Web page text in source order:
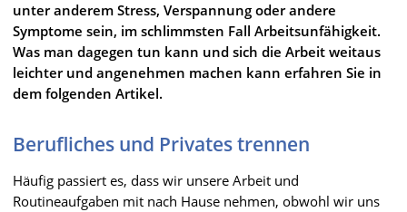
unter anderem Stress, Verspannung oder andere
Symptome sein, im schlimmsten Fall Arbeitsunfähigkeit.
Was man dagegen tun kann und sich die Arbeit weitaus
leichter und angenehmen machen kann erfahren Sie in
dem folgenden Artikel.
Berufliches und Privates trennen
Häufig passiert es, dass wir unsere Arbeit und
Routineaufgaben mit nach Hause nehmen, obwohl wir uns